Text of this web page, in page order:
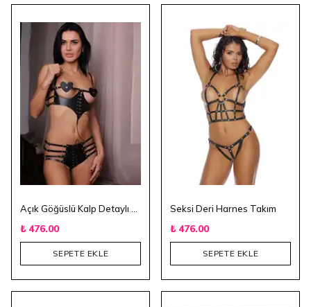
₺ 476.00
SEPETE EKLE
Seksi Deri Harnes Takım
₺ 476.00
SEPETE EKLE